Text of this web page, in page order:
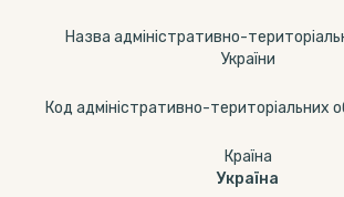
Назва адміністративно-
України
Код адміністративно-територіальних
Країна
Україна